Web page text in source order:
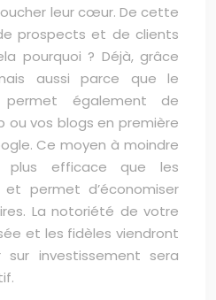
leur cœur. De cette
prospects et de clients
pourquoi ? Déjà, grâce
aussi parce que le
permet également de
vos blogs en première
Ce moyen à moindre
plus efficace que les
et permet d’économiser
La notoriété de votre
et les fidèles viendront
investissement sera